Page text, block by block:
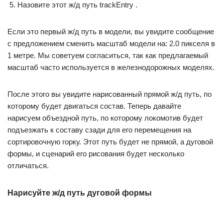
Назовите этот ж/д путь trackEntry .
Если это первый ж/д путь в модели, вы увидите сообщение
с предложением сменить масштаб модели на: 2.0 пикселя в
1 метре. Мы советуем согласиться, так как предлагаемый
масштаб часто используется в железнодорожных моделях.
После этого вы увидите нарисованный прямой ж/д путь, по
которому будет двигаться состав. Теперь давайте
нарисуем объездной путь, по которому локомотив будет
подъезжать к составу сзади для его перемещения на
сортировочную горку. Этот путь будет не прямой, а дуговой
формы, и сценарий его рисования будет несколько
отличаться.
Нарисуйте ж/д путь дуговой формы